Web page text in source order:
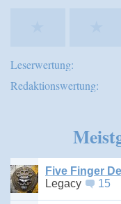
Leserwertung:
Redaktionswertung:
Five Finger
Legacy
15